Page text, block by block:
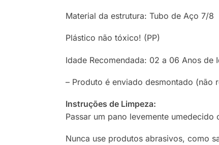
Material da estrutura: Tubo de Aço 7/8
Plástico não tóxico! (PP)
Idade Recomendada: 02 a 06 Anos de
– Produto é enviado desmontado (não
Instruções de Limpeza:
Passar um pano levemente
Nunca use produtos abrasivos, como